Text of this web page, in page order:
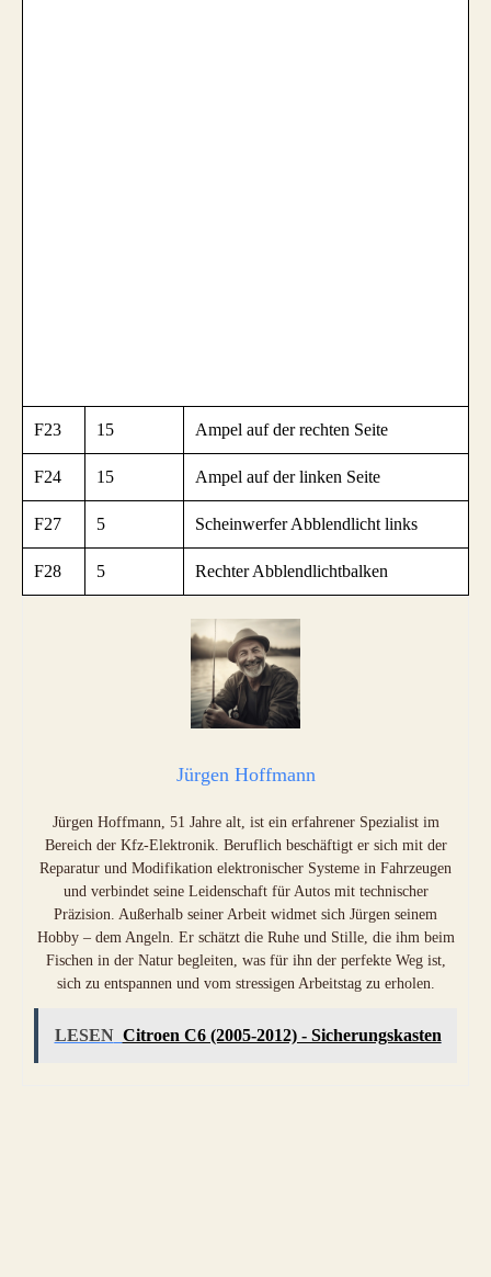
F23 15 Ampel auf der rechten Seite
F24 15 Ampel auf der linken Seite
F27 5 Scheinwerfer Abblendlicht links
F28 5 Rechter Abblendlichtbalken
Jürgen Hoffmann
Jürgen Hoffmann, 51 Jahre alt, ist ein erfahrener Spezialist im
Bereich der Kfz-Elektronik. Beruflich beschäftigt er sich mit der
Reparatur und Modifikation elektronischer Systeme in Fahrzeugen
und verbindet seine Leidenschaft für Autos mit technischer
Präzision. Außerhalb seiner Arbeit widmet sich Jürgen seinem
Hobby – dem Angeln. Er schätzt die Ruhe und Stille, die ihm beim
Fischen in der Natur begleiten, was für ihn der perfekte Weg ist,
sich zu entspannen und vom stressigen Arbeitstag zu erholen.
LESEN Citroen C6 (2005-2012) - Sicherungskasten